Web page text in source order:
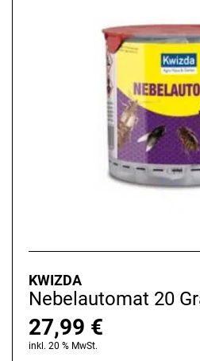
KWIZDA
Nebelautomat 20
27,99 €
inkl. 20 % MwSt.